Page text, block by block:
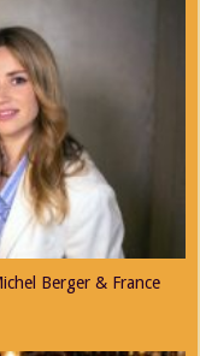
Berger & France